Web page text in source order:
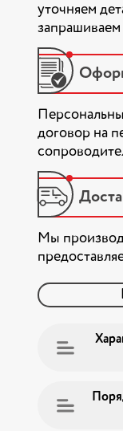
уточняем
договор на
Мы